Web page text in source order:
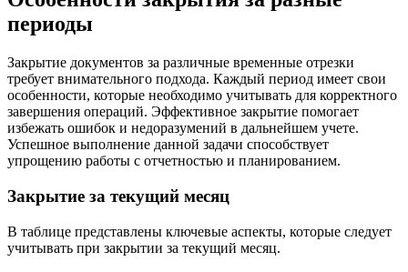
периоды
Закрытие документов за различные временные отрезки
требует внимательного подхода. Каждый период имеет свои
особенности, которые необходимо учитывать для корректного
завершения операций. Эффективное закрытие помогает
избежать ошибок и недоразумений в дальнейшем учете.
Успешное выполнение данной задачи способствует
упрощению работы с отчетностью и планированием.
Закрытие за текущий месяц
В таблице представлены ключевые аспекты, которые следует
учитывать при закрытии за текущий месяц.